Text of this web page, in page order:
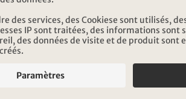
les Vikings ont réalisé l'utilité de ces
et de la Grande-Bretagne, le nord de
et la mer Caspienne jusqu'à
Maroc. Ils sont rentrés dans leur